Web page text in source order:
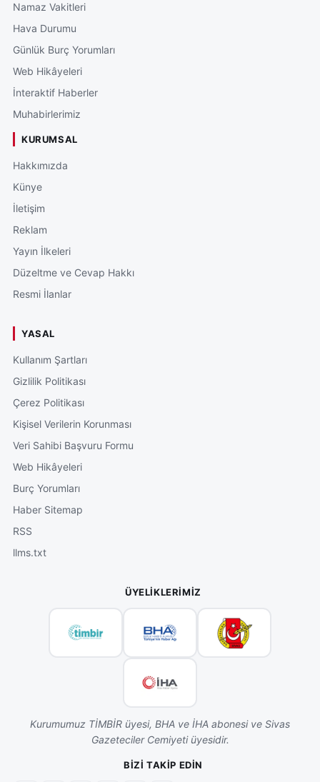
Namaz Vakitleri
Hava Durumu
Günlük Burç Yorumları
Web Hikâyeleri
İnteraktif Haberler
Muhabirlerimiz
KURUMSAL
Hakkımızda
Künye
İletişim
Reklam
Yayın İlkeleri
Düzeltme ve Cevap Hakkı
Resmi İlanlar
YASAL
Kullanım Şartları
Gizlilik Politikası
Çerez Politikası
Kişisel Verilerin Korunması
Veri Sahibi Başvuru Formu
Web Hikâyeleri
Burç Yorumları
Haber Sitemap
RSS
llms.txt
ÜYELIKLERIMIZ
Kurumumuz TİMBİR üyesi, BHA ve İHA abonesi ve Sivas
Gazeteciler Cemiyeti üyesidir.
BIZI TAKIP EDIN